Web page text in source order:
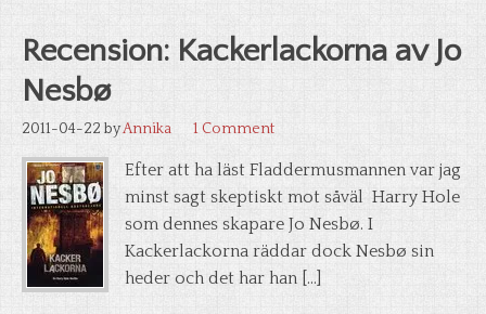
Recension: Kackerlackorna av Jo
Nesbø
2011-04-22 byAnnika 1 Comment
Efter att ha läst Fladdermusmannen var jag
minst sagt skeptiskt mot såväl Harry Hole
som dennes skapare Jo Nesbø. I
Kackerlackorna räddar dock Nesbø sin
heder och det har han […]